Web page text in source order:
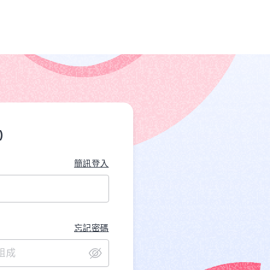
簡訊登入
忘記密碼